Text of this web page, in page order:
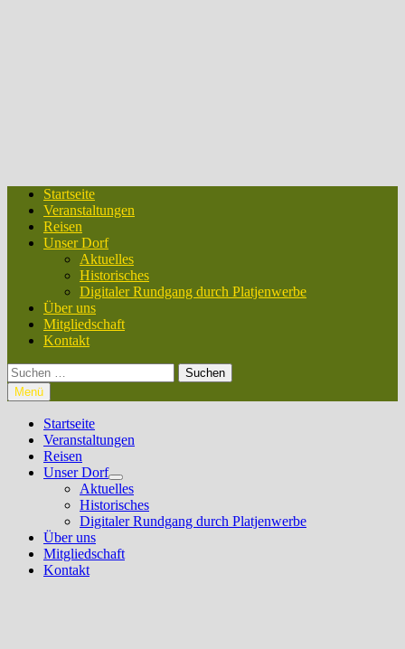
Startseite
Veranstaltungen
Reisen
Unser Dorf
Aktuelles
Historisches
Digitaler Rundgang durch Platjenwerbe
Über uns
Mitgliedschaft
Kontakt
Suchen
nach:
Menü
Startseite
Veranstaltungen
Reisen
Unser Dorf
Untermenü
anzeigen
Aktuelles
Historisches
Digitaler Rundgang durch Platjenwerbe
Über uns
Mitgliedschaft
Kontakt